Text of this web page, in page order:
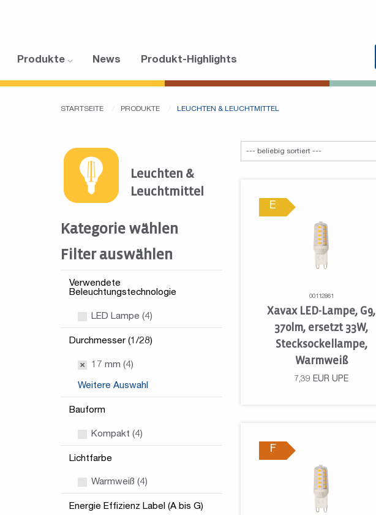
Produkte News Produkt-Highlights
STARTSEITE PRODUKTE LEUCHTEN & LEUCHTMITTEL
Leuchten &
Leuchtmittel
Kategorie wählen
Filter auswählen
Verwendete
Beleuchtungstechnologie
LED Lampe (4)
Durchmesser (1/28)
17 mm (4)
Weitere Auswahl
Bauform
Kompakt (4)
Lichtfarbe
Warmweiß (4)
Energie Effizienz Label (A bis G)
E
00112861
Xavax LED-Lampe, G9,
370lm, ersetzt 33W,
Stecksockellampe,
Warmweiß
7,39 EUR UPE
F